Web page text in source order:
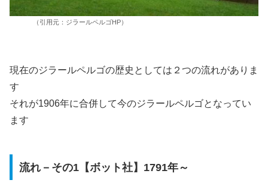
（引用元：ジラールペルゴHP）
現在のジラールペルゴの歴史としては２つの流れがありま
す
それが1906年に合併して今のジラールペルゴとなってい
ます
流れ－その1【ボット社】1791年～